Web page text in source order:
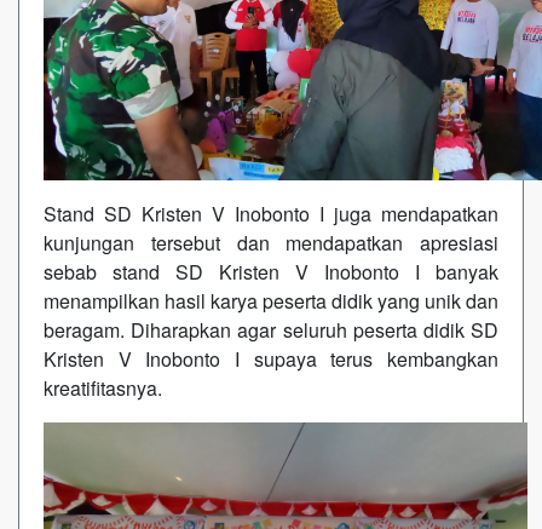
Stand SD Kristen V Inobonto I juga mendapatkan
kunjungan tersebut dan mendapatkan apresiasi
sebab stand SD Kristen V Inobonto I banyak
menampilkan hasil karya peserta didik yang unik dan
beragam. Diharapkan agar seluruh peserta didik SD
Kristen V Inobonto I supaya terus kembangkan
kreatifitasnya.